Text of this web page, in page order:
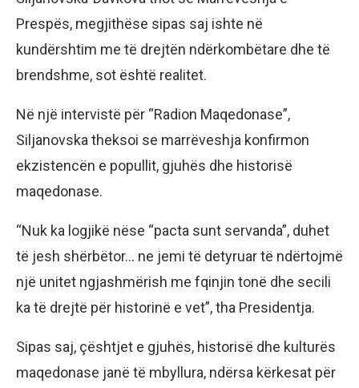
Prespës, megjithëse sipas saj ishte në
kundërshtim me të drejtën ndërkombëtare dhe të
brendshme, sot është realitet.
Në një intervistë për “Radion Maqedonase”,
Siljanovska theksoi se marrëveshja konfirmon
ekzistencën e popullit, gjuhës dhe historisë
maqedonase.
“Nuk ka logjikë nëse “pacta sunt servanda”, duhet
të jesh shërbëtor… ne jemi të detyruar të ndërtojmë
një unitet ngjashmërish me fqinjin tonë dhe secili
ka të drejtë për historinë e vet”, tha Presidentja.
Sipas saj, çështjet e gjuhës, historisë dhe kulturës
maqedonase janë të mbyllura, ndërsa kërkesat për